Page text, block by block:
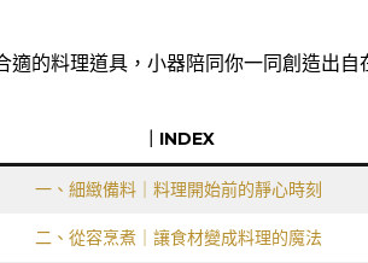
的料理道具，小器陪同你一同創造出自
｜INDEX
一、細緻備料｜料理開始前的靜心時刻
二、從容烹煮｜讓食材變成料理的魔法